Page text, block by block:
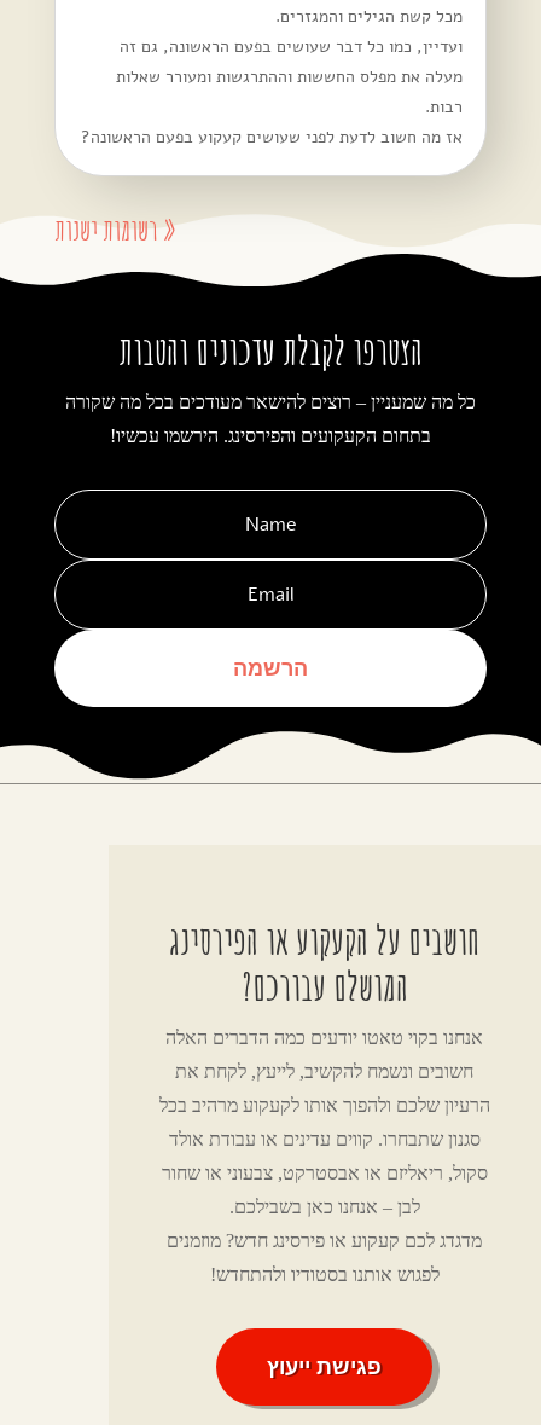
מכל קשת הגילים והמגזרים.
ועדיין, כמו כל דבר שעושים בפעם הראשונה, גם זה
מעלה את מפלס החששות וההתרגשות ומעורר שאלות
רבות.
אז מה חשוב לדעת לפני שעושים קעקוע בפעם הראשונה?
« רשומות ישנות
הצטרפו לקבלת עדכונים והטבות
כל מה שמעניין – רוצים להישאר מעודכים בכל מה שקורה
בתחום הקעקועים והפירסינג. הירשמו עכשיו!
הרשמה
חושבים על הקעקוע או הפירסינג
המושלם עבורכם?
אנחנו בקוי טאטו יודעים כמה הדברים האלה
חשובים ונשמח להקשיב, לייעץ, לקחת את
הרעיון שלכם ולהפוך אותו לקעקוע מרהיב בכל
סגנון שתבחרו. קווים עדינים או עבודת אולד
סקול, ריאליזם או אבסטרקט, צבעוני או שחור
לבן – אנחנו כאן בשבילכם.
מדגדג לכם קעקוע או פירסינג חדש? מוזמנים
לפגוש אותנו בסטודיו ולהתחדש!
פגישת ייעוץ